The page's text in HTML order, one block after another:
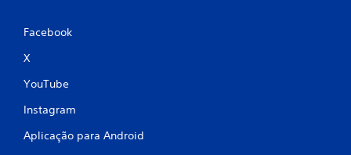
Facebook
X
YouTube
Instagram
Aplicação para Android